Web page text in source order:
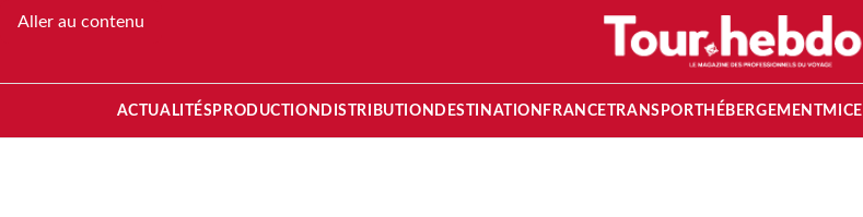
Aller au contenu
ACTUALITÉS PRODUCTION DISTRIBUTION DESTINATION FRANCETRANSPORT HÉBERGEMENTMICE